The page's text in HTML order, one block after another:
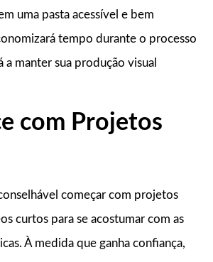
uma pasta acessível e bem
tempo durante o processo
a manter sua produção visual
com Projetos
começar com projetos
curtos para se acostumar com as
À medida que ganha confiança,